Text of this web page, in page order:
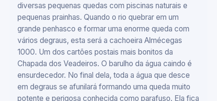
diversas pequenas quedas com piscinas naturais e
pequenas prainhas. Quando o rio quebrar em um
grande penhasco e formar uma enorme queda com
vários degraus, esta será a cachoeira Almécegas
1000. Um dos cartões postais mais bonitos da
Chapada dos Veadeiros. O barulho da água caindo é
ensurdecedor. No final dela, toda a água que desce
em degraus se afunilará formando uma queda muito
potente e perigosa conhecida como parafuso. Ela fica